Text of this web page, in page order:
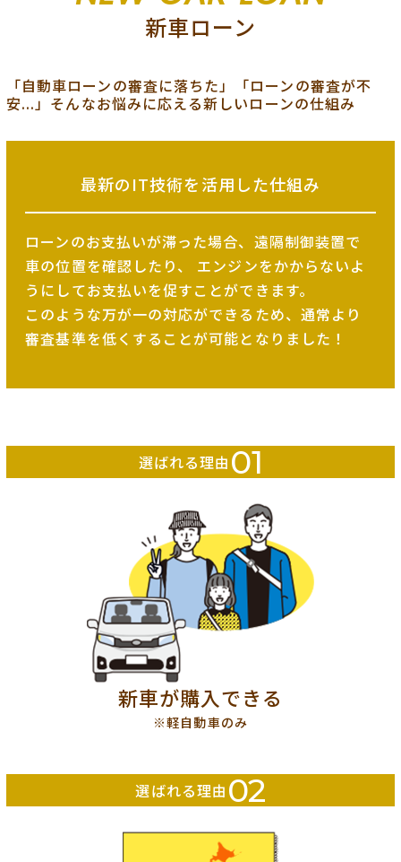
新車ローン
「自動車ローンの審査に落ちた」「ローンの審査が不
安...」そんなお悩みに応える新しいローンの仕組み
最新のIT技術を活用した仕組み
ローンのお支払いが滞った場合、遠隔制御装置で
車の位置を確認したり、
エンジンをかからないよ
うにしてお支払いを促すことができます。
このような万が一の対応ができるため、 通常より
審査基準を低くすることが可能となりました！
選ばれる理由 01
新車が購入できる
※軽自動車のみ
選ばれる理由 02